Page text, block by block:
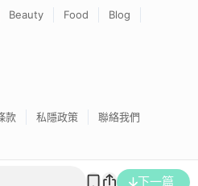
下一篇
Beauty Food
Blog
款 私隱政策 聯絡我們